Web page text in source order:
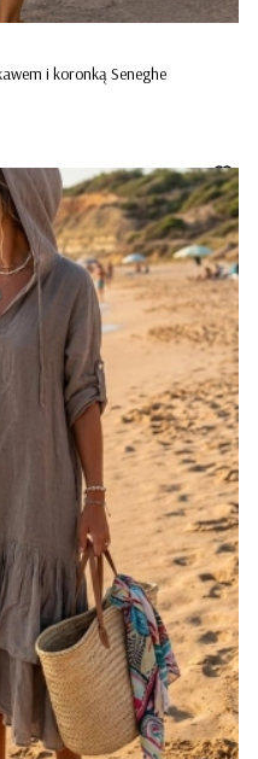
i koronką Seneghe